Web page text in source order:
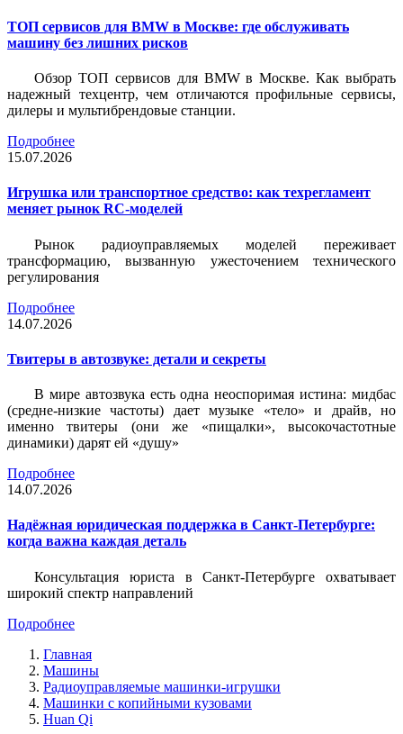
ТОП сервисов для BMW в Москве: где обслуживать
машину без лишних рисков
Обзор ТОП сервисов для BMW в Москве. Как выбрать
надежный техцентр, чем отличаются профильные сервисы,
дилеры и мультибрендовые станции.
Подробнее
15.07.2026
Игрушка или транспортное средство: как техрегламент
меняет рынок RC-моделей
Рынок радиоуправляемых моделей переживает
трансформацию, вызванную ужесточением технического
регулирования
Подробнее
14.07.2026
Твитеры в автозвуке: детали и секреты
В мире автозвука есть одна неоспоримая истина: мидбас
(средне-низкие частоты) дает музыке «тело» и драйв, но
именно твитеры (они же «пищалки», высокочастотные
динамики) дарят ей «душу»
Подробнее
14.07.2026
Надёжная юридическая поддержка в Санкт-Петербурге:
когда важна каждая деталь
Консультация юриста в Санкт-Петербурге охватывает
широкий спектр направлений
Подробнее
Главная
Машины
Радиоуправляемые машинки-игрушки
Машинки с копийными кузовами
Huan Qi